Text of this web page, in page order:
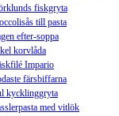
fiskgryta
till pasta
efter-soppa
korvlåda
Impario
färsbiffarna
kycklinggryta
med vitlök